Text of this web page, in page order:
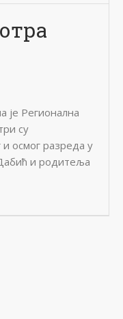
је Регионална
су
осмог разреда у
и родитеља